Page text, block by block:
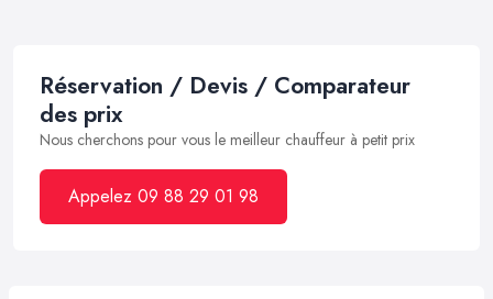
Réservation / Devis / Comparateur
des prix
Nous cherchons pour vous le meilleur chauffeur à petit prix
Appelez 09 88 29 01 98